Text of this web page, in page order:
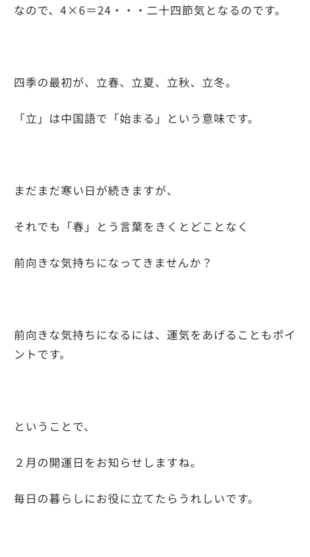
なので、4×6＝24・・・二十四節気となるのです。
四季の最初が、立春、立夏、立秋、立冬。
「立」は中国語で「始まる」という意味です。
まだまだ寒い日が続きますが、
それでも「春」とう言葉をきくとどことなく
前向きな気持ちになってきませんか？
前向きな気持ちになるには、運気をあげることもポイ
ントです。
ということで、
２月の開運日をお知らせしますね。
毎日の暮らしにお役に立てたらうれしいです。